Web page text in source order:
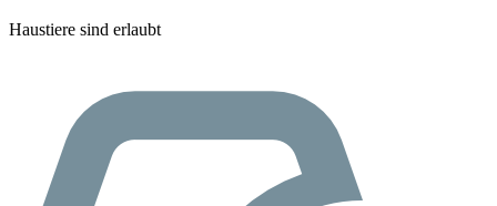
Haustiere sind erlaubt